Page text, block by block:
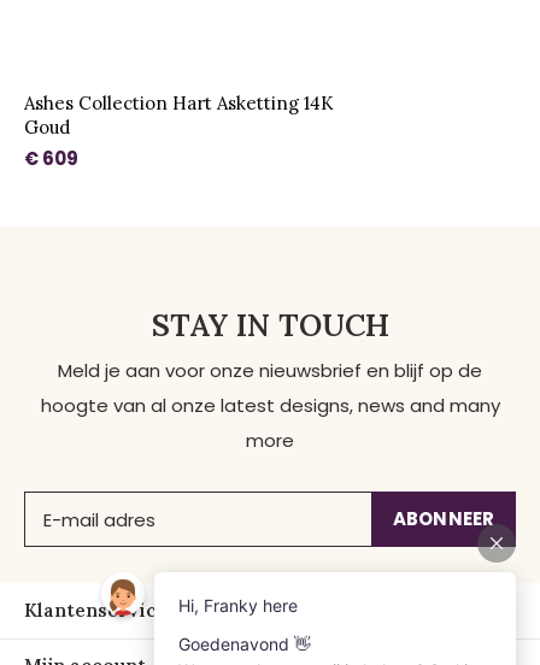
Ashes Collection Hart Asketting 14K
Goud
€ 609
STAY IN TOUCH
Meld je aan voor onze nieuwsbrief en blijf op de
hoogte van al onze latest designs, news and many
more
ABONNEER
Klantenservice